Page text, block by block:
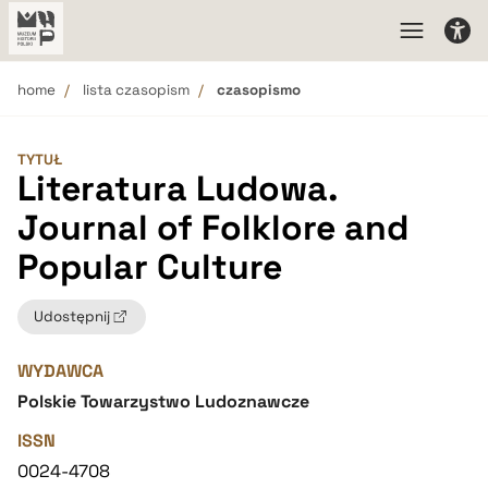
home lista czasopism czasopismo
TYTUŁ
Literatura Ludowa.
Journal of Folklore and
Popular Culture
Udostępnij
WYDAWCA
Polskie Towarzystwo Ludoznawcze
ISSN
0024-4708